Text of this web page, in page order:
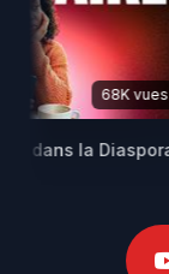
68K vues
dans la Diaspora